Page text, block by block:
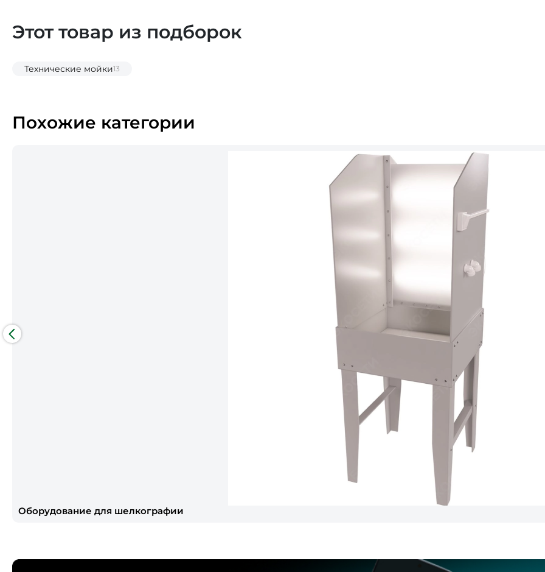
Этот товар из подборок
Технические мойки13
Похожие категории
Оборудование для шелкографии